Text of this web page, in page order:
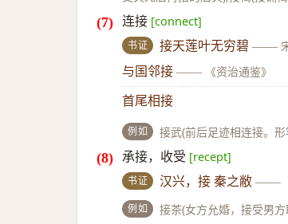
连接 [connect]
书证 接天莲叶无穷碧 ——
与国邻接 —— 《资治通鉴》
首尾相接
例如 接武(前后足迹相连接。
承接，收受 [recept]
书证 汉兴，接 秦之敝 ——
例如 接茶(女方允婚，接受男